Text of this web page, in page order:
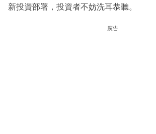
新投資部署，投資者不妨洗耳恭聽。
廣告